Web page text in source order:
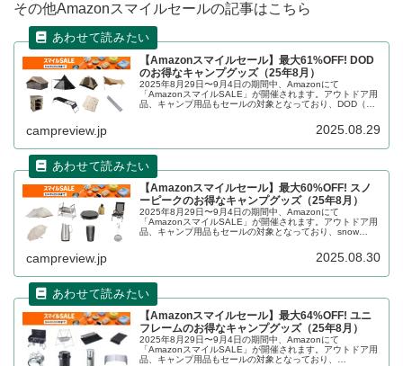
その他Amazonスマイルセールの記事はこちら
【Amazonスマイルセール】最大61%OFF! DOD
のお得なキャンプグッズ（25年8月）
2025年8月29日〜9月4日の期間中、Amazonにて
「AmazonスマイルSALE」が開催されます。アウトドア用
品、キャンプ用品もセールの対象となっており、DOD（デ
campreview.jp 2025.08.29
【Amazonスマイルセール】最大60%OFF! スノ
ーピークのお得なキャンプグッズ（25年8月）
2025年8月29日〜9月4日の期間中、Amazonにて
「AmazonスマイルSALE」が開催されます。アウトドア用
品、キャンプ用品もセールの対象となっており、snow
campreview.jp 2025.08.30
【Amazonスマイルセール】最大64%OFF! ユニ
フレームのお得なキャンプグッズ（25年8月）
2025年8月29日〜9月4日の期間中、Amazonにて
「AmazonスマイルSALE」が開催されます。アウトドア用
品、キャンプ用品もセールの対象となっており、